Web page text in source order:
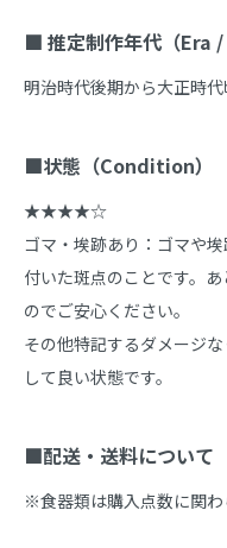
■ 推定制作年代（Era /
明治時代後期から大正時代
■状態（Condition）
★★★★☆
ゴマ・埃跡あり：ゴマや
付いた斑点のことです。
のでご安心ください。
その他特記するダメージ
して良い状態です。
■配送・送料について
※食器類は購入点数に関わ